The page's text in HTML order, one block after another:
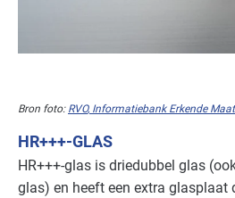
Voedingsindustrie - overig Basis
Bron foto: RVO, Informatiebank Erkende
HR+++-GLAS
HR+++-glas is driedubbel glas
glas) en heeft een extra glasplaat